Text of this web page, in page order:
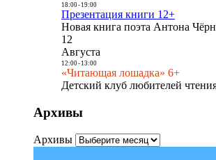
18:00- 19:00
Презентация книги 12+
Новая книга поэта Антона
12
Августа
12:00- 13:00
«Читающая лошадка» 6+
Детский клуб любителей
Архивы
Архивы